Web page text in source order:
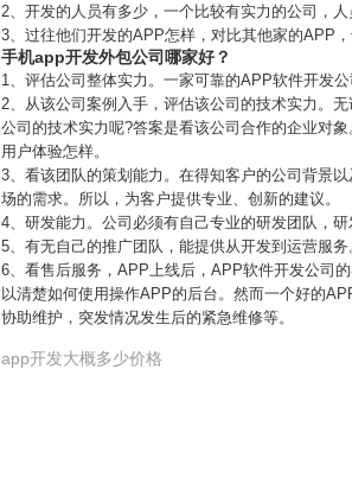
2、开发的人员有多少，一个比较有实力的公司，
3、过往他们开发的APP怎样，对比其他家的APP
手机app开发外包公司哪家好？
1、评估公司整体实力。一家可靠的APP软件开发
2、从该公司案例入手，评估该公司的技术实力。
公司的技术实力呢?答案是看该公司合作的企业对
用户体验怎样。
3、看该团队的策划能力。在得知客户的公司背景
场的需求。所以，为客户提供专业、创新的建议。
4、研发能力。公司必须有自己专业的研发团队，
5、有无自己的推广团队，能提供从开发到运营服务
6、看售后服务，APP上线后，APP软件开发公司
以清楚如何使用操作APP的后台。然而一个好的
协助维护，突发情况发生后的紧急维修等。
app开发大概多少价格